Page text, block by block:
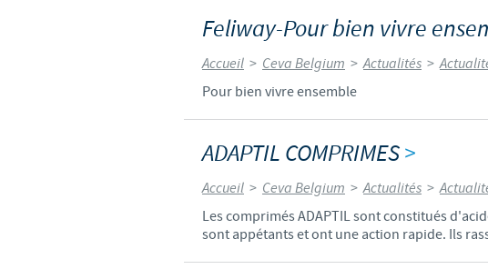
Feliway-Pour bien vivre
Accueil > Ceva Belgium > Actualités >
Pour bien vivre ensemble
ADAPTIL COMPRIMES>
Accueil > Ceva Belgium > Actualités >
Les comprimés ADAPTIL sont constitués
sont appétants et ont une action rapide. Ils